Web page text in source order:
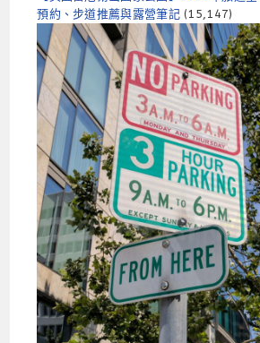
預約、步道推薦與露營筆記 (15,147)